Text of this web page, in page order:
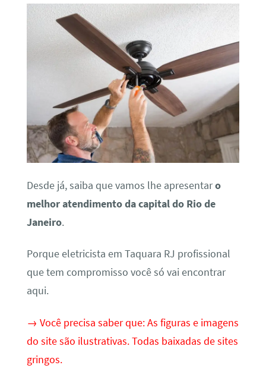
Desde já, saiba que vamos lhe apresentaro
melhor atendimento da capital do Rio de
Janeiro.
Porque eletricista em Taquara RJ profissional
que tem compromisso você só vai encontrar
aqui.
→ Você precisa saber que: As figuras e imagens
do site são ilustrativas. Todas baixadas de sites
gringos.